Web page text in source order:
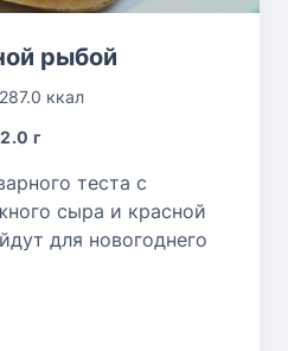
рыбой
287.0 ккал
г
теста с
сыра и красной
для новогоднего